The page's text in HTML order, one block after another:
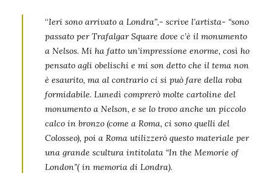
“Ieri sono arrivato a Londra”,- scrive l’artista- “sono
passato per Trafalgar Square dove c’è il monumento
a Nelsos. Mi ha fatto un’impressione enorme, così ho
pensato agli obelischi e mi son detto che il tema non
è esaurito, ma al contrario ci si può fare della roba
formidabile. Lunedì comprerò molte cartoline del
monumento a Nelson, e se lo trovo anche un piccolo
calco in bronzo (come a Roma, ci sono quelli del
Colosseo), poi a Roma utilizzerò questo materiale per
una grande scultura intitolata “In the Memorie of
London”( in memoria di Londra).